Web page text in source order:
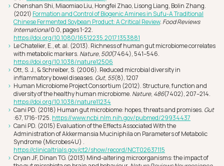
Chenshan Shi, Miaomiao Liu, Hongfei Zhao, Lisong Liang, Bolin Zhang.
(2021) Formation and Control of Biogenic Amines in Sufu-A Traditional
Chinese Fermented Soybean Product: A Critical Review. Food Reviews
International0:0, pages 1-22.
https://doi.org/10.1080/16512235.2017.1353881
Le Chatelier, E., et. al. (2013). Richness of human gut microbiome correlates
with metabolic markers. Nature, 500(7464), 541–546.
https://doi.org/10.1038/nature12506
Ott, S. J., & Schreiber, S. (2006). Reduced microbial diversity in
inflammatory bowel diseases. Gut, 55(8), 1207
Human Microbiome Project Consortium (2012). Structure, function and
diversity of the healthy human microbiome. Nature, 486(7402), 207–214.
https://doi.org/10.1038/nature11234
Cani PD. (2018) Human gut microbiome: hopes, threats and promises. Gut
:67, 1716-1725. https://www.ncbi.nlm.nih.gov/pubmed/29934437
Cani PD. (2015) Evaluation of the Effects Associated With the
Administration of Akkermansia Muciniphila on Parameters of Metabolic
Syndrome (Microbes4U) .
https://clinicaltrials.gov/ct2/show/record/NCT02637115
Cryan JF, Dinan TG. (2013) Mind-altering microorganisms: the impact of